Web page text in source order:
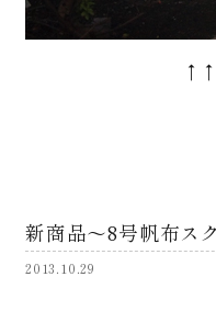
↑↑↑こちらか
新商品～8号帆布ス
2013.10.29